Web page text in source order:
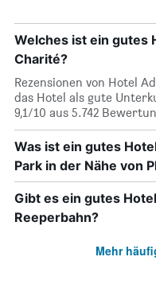
Welches ist ein gutes
Charité?
Rezensionen von Hotel
das Hotel als gute
9,1/10 aus 5.742
Was ist ein gutes
Park in der Nähe von
Gibt es ein gutes
Reeperbahn?
Mehr